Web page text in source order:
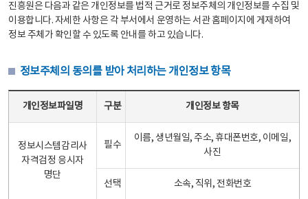
진흥원은 다음과 같은 개인정보를 법적 근거로 정보주체의 개인정보를 수집 및
이용합니다. 자세한 사항은 각 부서에서 운영하는 서관 홈페이지에 게재하여
정보 주체가 확인할 수 있도록 안내를 하고 있습니다.
정보주체의 동의를 받아 처리하는 개인정보 항목
개인정보파일명 구분 개인정보 항목
정보시스템감리사
자격검정 응시자
명단
필수
이름, 생년월일, 주소, 휴대폰번호, 이메일,
사진
선택 소속, 직위, 전화번호